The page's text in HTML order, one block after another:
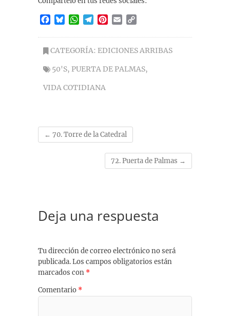
c
e
o
k
u
e
k
W
a
t
A
p
T
l
e
r
m
n
t
r
a
i
p
y
i
CATEGORÍA: EDICIONES ARRIBAS
50'S, PUERTA DE PALMAS,
VIDA COTIDIANA
← 70. Torre de la Catedral
72. Puerta de Palmas →
Deja una respuesta
Tu dirección de correo electrónico no será
publicada.Los campos obligatorios están
marcados con *
Comentario *